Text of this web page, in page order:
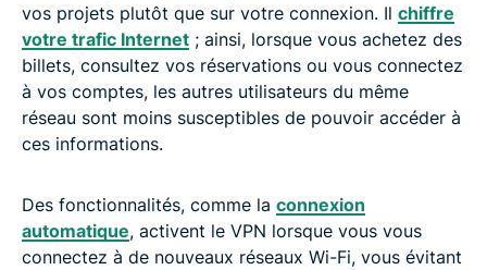
vos projets plutôt que sur votre connexion. Il chiffre
votre trafic Internet ; ainsi, lorsque vous achetez des
billets, consultez vos réservations ou vous connectez
à vos comptes, les autres utilisateurs du même
réseau sont moins susceptibles de pouvoir accéder à
ces informations.
Des fonctionnalités, comme la connexion
automatique, activent le VPN lorsque vous vous
connectez à de nouveaux réseaux Wi-Fi, vous évitant